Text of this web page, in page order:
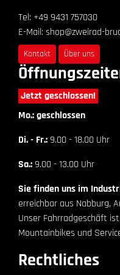
Tel: +49 9431 757030
E-Mail: shop@zweirad-
Kontakt Über uns
Jetzt geschlossen!
Mo.: geschlossen
Di. - Fr.:9.00 - 18.00 Uhr
Sa.:9.00 - 13.00 Uhr
Sie finden uns im
erreichbar aus Nabburg,
Unser Fahrradgeschäft
Mountainbikes und
Rechtliches